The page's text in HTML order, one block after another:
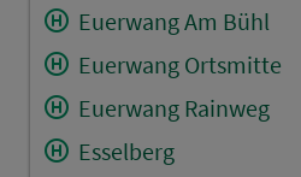
Euerwang Am Bühl
Euerwang Ortsmitte
Euerwang Rainweg
Esselberg